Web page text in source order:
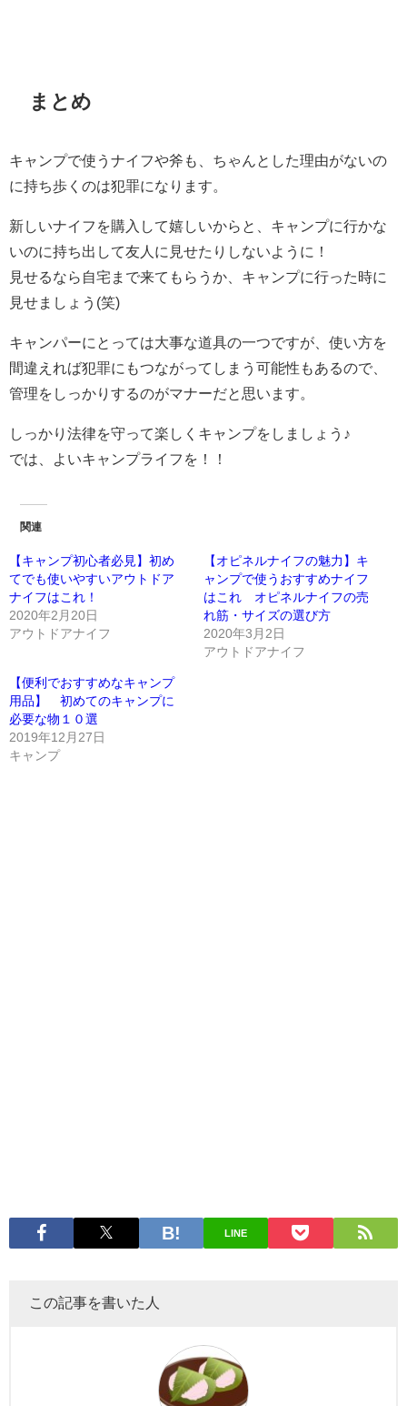
まとめ
キャンプで使うナイフや斧も、ちゃんとした理由がないの
に持ち歩くのは犯罪になります。
新しいナイフを購入して嬉しいからと、キャンプに行かな
いのに持ち出して友人に見せたりしないように！
見せるなら自宅まで来てもらうか、キャンプに行った時に
見せましょう(笑)
キャンパーにとっては大事な道具の一つですが、使い方を
間違えれば犯罪にもつながってしまう可能性もあるので、
管理をしっかりするのがマナーだと思います。
しっかり法律を守って楽しくキャンプをしましょう♪
では、よいキャンプライフを！！
関連
【キャンプ初心者必見】初め
てでも使いやすいアウトドア
ナイフはこれ！
2020年2月20日
アウトドアナイフ
【オピネルナイフの魅力】キ
ャンプで使うおすすめナイフ
はこれ オピネルナイフの売
れ筋・サイズの選び方
2020年3月2日
アウトドアナイフ
【便利でおすすめなキャンプ
用品】 初めてのキャンプに
必要な物１０選
2019年12月27日
キャンプ
LINE
この記事を書いた人